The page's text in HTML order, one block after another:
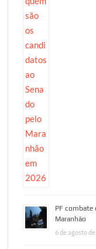
PF combate
Maranhão
6 de agosto